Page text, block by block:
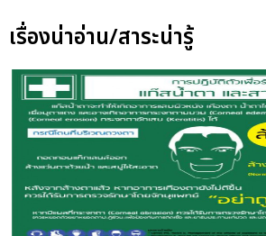
เรื่องน่าอ่าน/สาระน่ารู้